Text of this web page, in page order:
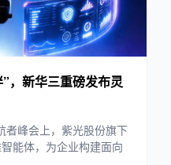
，新华三重磅发布灵
者峰会上，紫光股份旗下
能体，为企业构建面向